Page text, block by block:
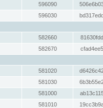
596090
596030
582660
582670
581020
581030
581000
581010